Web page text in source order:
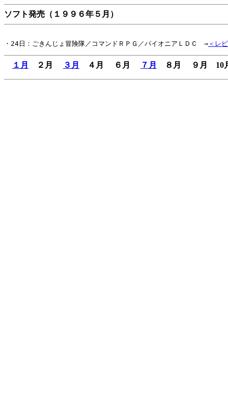
ソフト発売（１９９６年５月）
・24日：ごきんじょ冒険隊／コマンドＲＰＧ／パイオニアＬＤＣ　→ ＜レ
１月 ２月 ３月 ４月 ６月 ７月 ８月 ９月